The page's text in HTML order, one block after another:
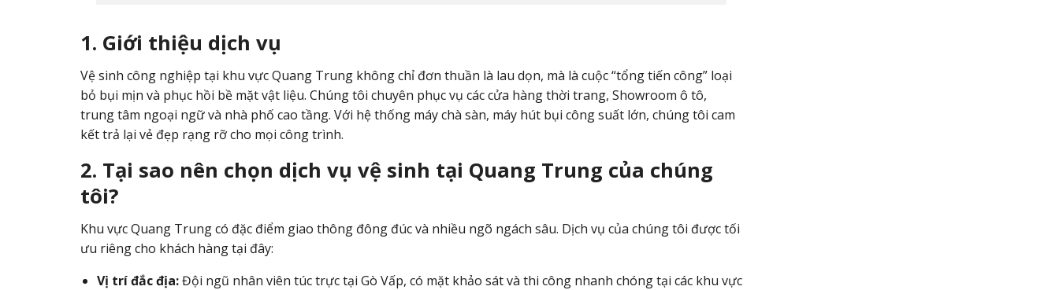
1. Giới thiệu dịch vụ
Vệ sinh công nghiệp tại khu vực Quang Trung không chỉ đơn thuần là lau dọn, mà là cuộc “tổng tiến công” loại
bỏ bụi mịn và phục hồi bề mặt vật liệu. Chúng tôi chuyên phục vụ các cửa hàng thời trang, Showroom ô tô,
trung tâm ngoại ngữ và nhà phố cao tầng. Với hệ thống máy chà sàn, máy hút bụi công suất lớn, chúng tôi cam
kết trả lại vẻ đẹp rạng rỡ cho mọi công trình.
2. Tại sao nên chọn dịch vụ vệ sinh tại Quang Trung của chúng
tôi?
Khu vực Quang Trung có đặc điểm giao thông đông đúc và nhiều ngõ ngách sâu. Dịch vụ của chúng tôi được tối
ưu riêng cho khách hàng tại đây:
Vị trí đắc địa:Đội ngũ nhân viên túc trực tại Gò Vấp, có mặt khảo sát và thi công nhanh chóng tại các khu vực